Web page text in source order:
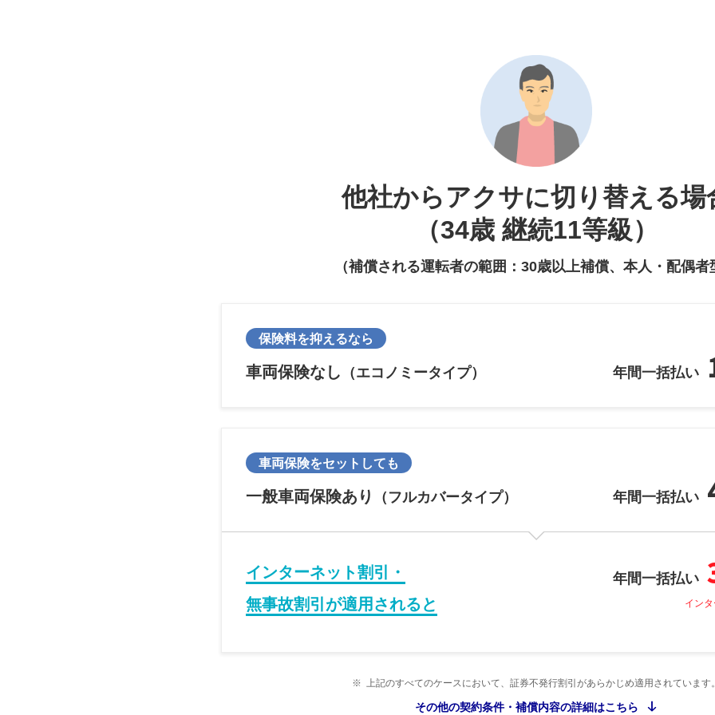
他社からアクサに切り替える場
（34歳 継続11等級）
（補償される運転者の範囲：30歳以上補償、本人・配偶者
保険料を抑えるなら
車両保険なし （エコノミータイプ） 年間一括払い
車両保険をセットしても
一般車両保険あり （フルカバータイプ） 年間一括払い
インターネット割引・
無事故割引が適用されると
年間一括払い
イン
※ 上記のすべてのケースにおいて、証券不発行割引があらかじめ適用されています
その他の契約条件・補償内容の詳細はこちら